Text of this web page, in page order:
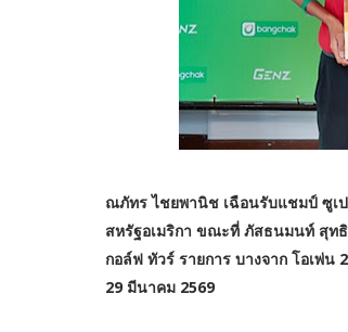
ณภัทร ไชยพานิช เฉือนรับแชมป์ ซูเ
สหรัฐอเมริกา ขณะที่ ภัสธนมนท์ สุทธิ
กอล์ฟ ทัวร์ รายการ บางจาก โอเพ่
29 มีนาคม 2569